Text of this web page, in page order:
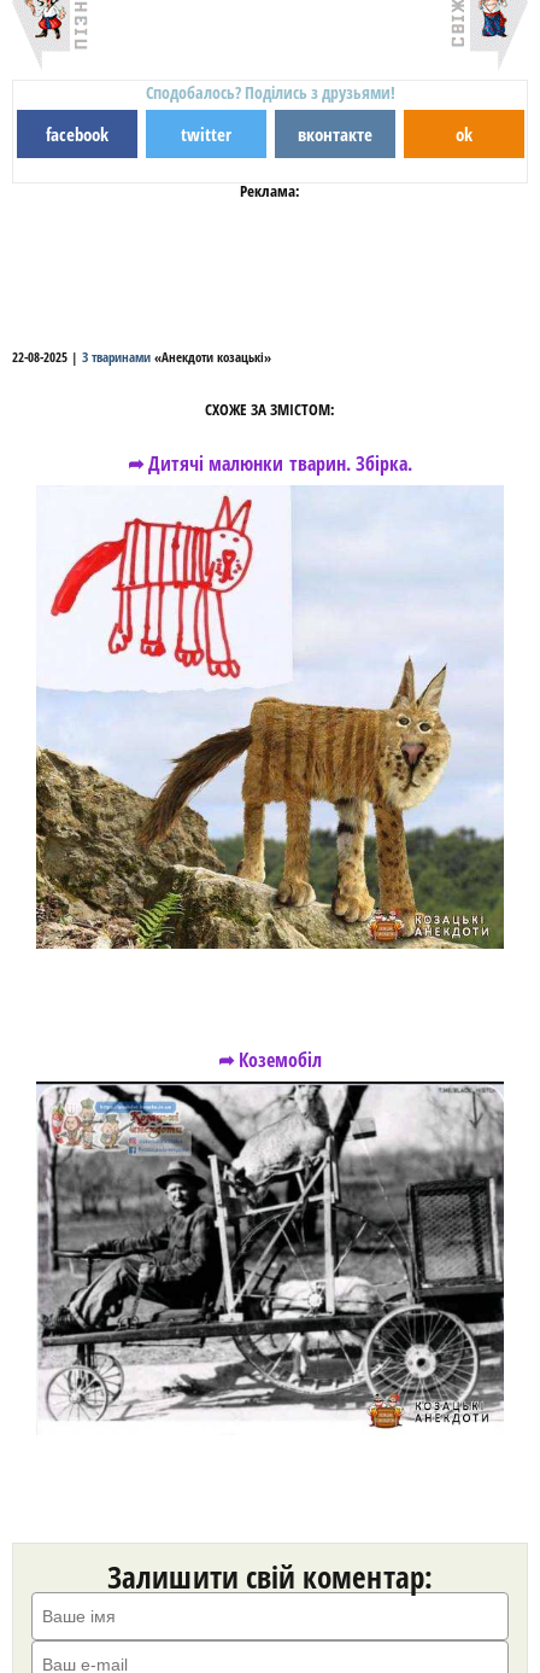
Сподобалось? Поділись з друзьями!
facebook twitter вконтакте ok
Реклама:
22-08-2025 | З тваринами «Анекдоти козацькі»
СХОЖЕ ЗА ЗМІСТОМ:
➦ Дитячі малюнки тварин. Збірка.
➦ Коземобіл
Залишити свій коментар: